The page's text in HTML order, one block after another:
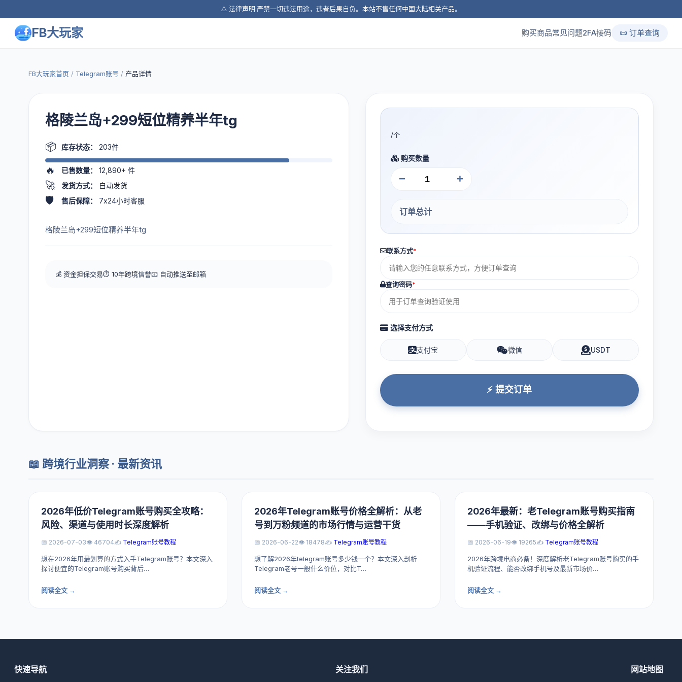
⚠️ 法律声明:严禁一切违法用途，违者后果自负。本站不售任何中国大陆相关产品。
FB大玩家 购买商品常见问题2FA接码 📜 订单查询
FB大玩家首页 / Telegram账号 / 产品详情
格陵兰岛+299短位精养半年tg
📦 库存状态： 203件
🔥 已售数量： 12,890+ 件
🚀 发货方式： 自动发货
🛡️ 售后保障： 7x24小时客服
格陵兰岛+299短位精养半年tg
💰 资金担保交易⏱️ 10年跨境信誉📧 自动推送至邮箱
/个
购买数量
− +
订单总计
联系方式*
查询密码*
选择支付方式
支付宝 微信 USDT
⚡ 提交订单
📖 跨境行业洞察 · 最新资讯
2026年低价Telegram账号购买全攻略：
风险、渠道与使用时长深度解析
📅 2026-07-03👁️ 46704✍️ Telegram账号教程
想在2026年用最划算的方式入手Telegram账号？本文深入
探讨便宜的Telegram账号购买背后…
阅读全文 →
2026年Telegram账号价格全解析：从老
号到万粉频道的市场行情与运营干货
📅 2026-06-22👁️ 18478✍️ Telegram账号教程
想了解2026年telegram账号多少钱一个？本文深入剖析
Telegram老号一般什么价位，对比T…
阅读全文 →
2026年最新：老Telegram账号购买指南
——手机验证、改绑与价格全解析
📅 2026-06-19👁️ 19265✍️ Telegram账号教程
2026年跨境电商必备！深度解析老Telegram账号购买的手
机验证流程、能否改绑手机号及最新市场价…
阅读全文 →
快速导航 关注我们 网站地图